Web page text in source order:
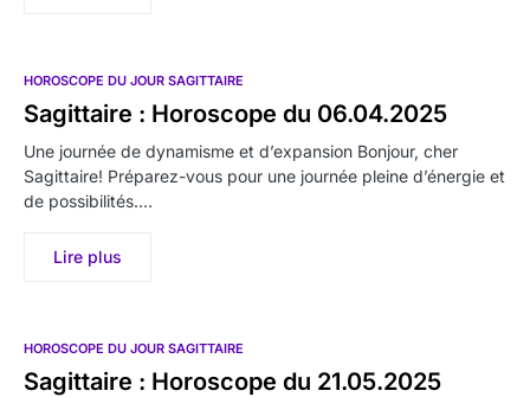
HOROSCOPE DU JOUR SAGITTAIRE
Sagittaire : Horoscope du 06.04.2025
Une journée de dynamisme et d’expansion Bonjour, cher
Sagittaire! Préparez-vous pour une journée pleine d’énergie et
de possibilités.…
Lire plus
HOROSCOPE DU JOUR SAGITTAIRE
Sagittaire : Horoscope du 21.05.2025